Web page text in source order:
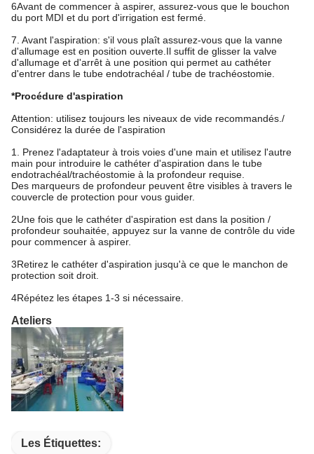
6Avant de commencer à aspirer, assurez-vous que le bouchon
du port MDI et du port d'irrigation est fermé.
7. Avant l'aspiration: s'il vous plaît assurez-vous que la vanne
d'allumage est en position ouverte.Il suffit de glisser la valve
d'allumage et d'arrêt à une position qui permet au cathéter
d'entrer dans le tube endotrachéal / tube de trachéostomie.
*Procédure d'aspiration
Attention: utilisez toujours les niveaux de vide recommandés./
Considérez la durée de l'aspiration
1. Prenez l'adaptateur à trois voies d'une main et utilisez l'autre
main pour introduire le cathéter d'aspiration dans le tube
endotrachéal/trachéostomie à la profondeur requise.
Des marqueurs de profondeur peuvent être visibles à travers le
couvercle de protection pour vous guider.
2Une fois que le cathéter d'aspiration est dans la position /
profondeur souhaitée, appuyez sur la vanne de contrôle du vide
pour commencer à aspirer.
3Retirez le cathéter d'aspiration jusqu'à ce que le manchon de
protection soit droit.
4Répétez les étapes 1-3 si nécessaire.
Ateliers
Les Étiquettes: